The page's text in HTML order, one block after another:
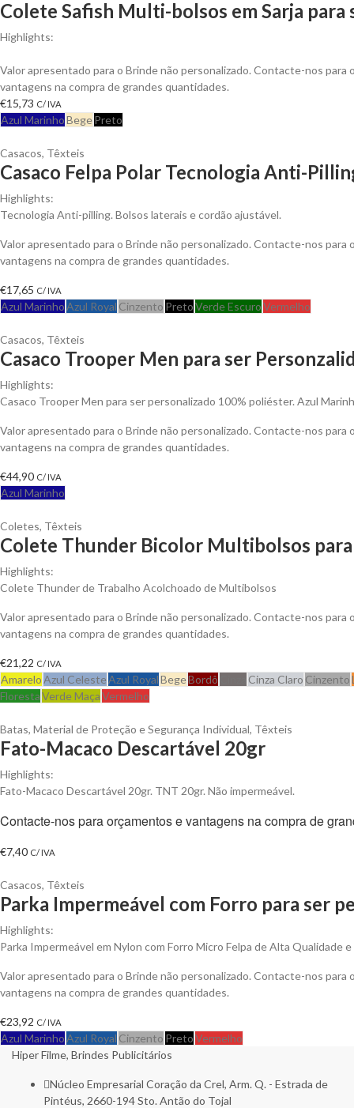
Colete Safish Multi-bolsos em Sarja para
Highlights:
Valor apresentado para o Brinde não personalizado. Contacte-nos para
vantagens na compra de grandes quantidades.
€15,73 C/ IVA
Azul MarinhoBegePreto
Casacos, Têxteis
Casaco Felpa Polar Tecnologia Anti-
Highlights:
Tecnologia Anti-pilling. Bolsos laterais e cordão ajustável.
Valor apresentado para o Brinde não personalizado. Contacte-nos para
vantagens na compra de grandes quantidades.
€17,65 C/ IVA
Azul MarinhoAzul Royal Cinzento PretoVerde EscuroVermelho
Casacos, Têxteis
Casaco Trooper Men para ser
Highlights:
Casaco Trooper Men para ser personalizado 100% poliéster. Azul
Valor apresentado para o Brinde não personalizado. Contacte-nos para
vantagens na compra de grandes quantidades.
€44,90 C/ IVA
Azul Marinho
Coletes, Têxteis
Colete Thunder Bicolor Multibolsos
Highlights:
Colete Thunder de Trabalho Acolchoado de Multibolsos
Valor apresentado para o Brinde não personalizado. Contacte-nos para
vantagens na compra de grandes quantidades.
€21,22 C/ IVA
AmareloAzul CelesteAzul RoyalBegeBordô Cinza Claro Cinzento
FlorestaVerde MaçaVermelho
Batas, Material de Proteção e Segurança Individual, Têxteis
Fato-Macaco Descartável 20gr
Highlights:
Fato-Macaco Descartável 20gr. TNT 20gr. Não impermeável.
Contacte-nos para orçamentos e vantagens na compra de
€7,40 C/ IVA
Casacos, Têxteis
Parka Impermeável com Forro para ser
Highlights:
Parka Impermeável em Nylon com Forro Micro Felpa de Alta Qualidade
Valor apresentado para o Brinde não personalizado. Contacte-nos para
vantagens na compra de grandes quantidades.
€23,92 C/ IVA
Azul MarinhoAzul Royal Cinzento PretoVermelho
Hiper Filme, Brindes Publicitários
Núcleo Empresarial Coração da Crel, Arm. Q. - Estrada de
Pintéus, 2660-194 Sto. Antão do Tojal